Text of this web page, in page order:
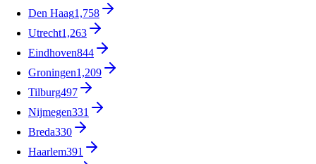
Den Haag1,758
Utrecht1,263
Eindhoven844
Groningen1,209
Tilburg497
Nijmegen331
Breda330
Haarlem391